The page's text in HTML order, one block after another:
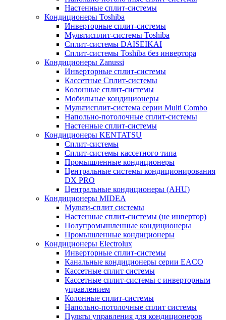
Настенные сплит-системы
Кондиционеры Toshiba
Инверторные сплит-системы
Мультисплит-системы Toshiba
Сплит-системы DAISEIKAI
Сплит-системы Toshiba без инвертора
Кондиционеры Zanussi
Инверторные сплит-системы
Кассетные Сплит-системы
Колонные сплит-системы
Мобильные кондиционеры
Мультисплит-система серии Multi Combo
Напольно-потолочные сплит-системы
Настенные сплит-системы
Кондиционеры KENTATSU
Сплит-системы
Сплит-системы кассетного типа
Промышленные кондиционеры
Центральные системы кондиционирования
DX PRO
Центральные кондиционеры (AHU)
Кондиционеры MIDEA
Мульти-сплит системы
Настенные сплит-системы (не инвертор)
Полупромышленные кондиционеры
Промышленные кондиционеры
Кондиционеры Electrolux
Инверторные сплит-системы
Канальные кондиционеры серии EACO
Кассетные сплит системы
Кассетные сплит-системы с инверторным
управлением
Колонные сплит-системы
Напольно-потолочные сплит системы
Пульты управления для кондиционеров